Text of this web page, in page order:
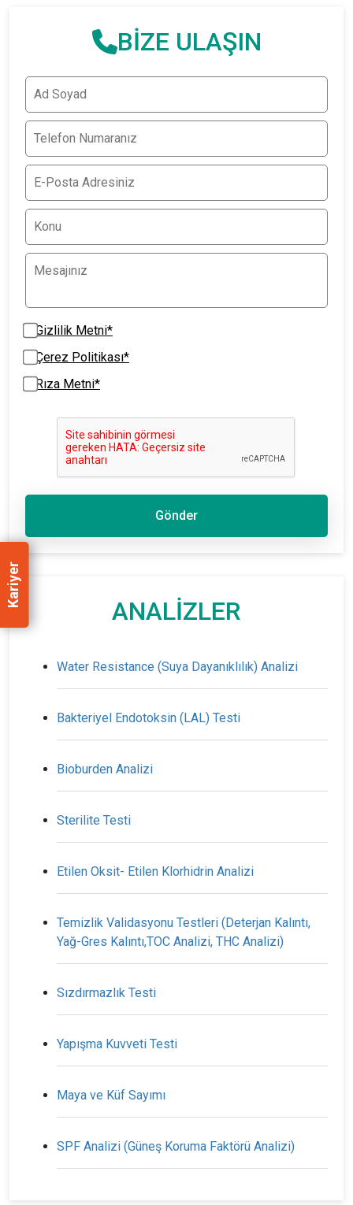
BİZE ULAŞIN
Gizlilik Metni*
Çerez Politikası*
Rıza Metni*
Gönder
ANALİZLER
Water Resistance (Suya Dayanıklılık) Analizi
Bakteriyel Endotoksin (LAL) Testi
Bioburden Analizi
Sterilite Testi
Etilen Oksit- Etilen Klorhidrin Analizi
Temizlik Validasyonu Testleri (Deterjan Kalıntı,
Yağ-Gres Kalıntı,TOC Analizi, THC Analizi)
Sızdırmazlık Testi
Yapışma Kuvveti Testi
Maya ve Küf Sayımı
SPF Analizi (Güneş Koruma Faktörü Analizi)
Kariyer